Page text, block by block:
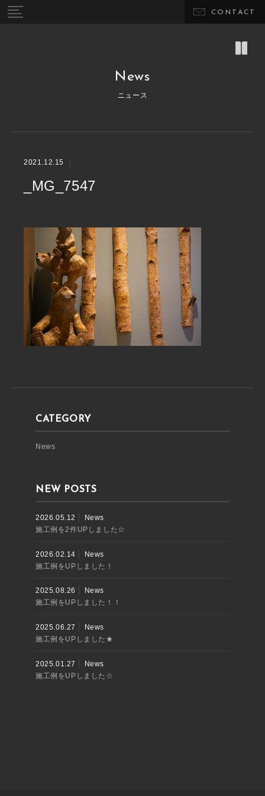
CONTACT
News
ニュース
CATEGORY
News
NEW POSTS
2026.05.12
News
施工例を2件UPしました☆
2026.02.14
News
施工例をUPしました！
2025.08.26
News
施工例をUPしました！！
2025.06.27
News
施工例をUPしました★
2025.01.27
News
施工例をUPしました☆
2021.12.15
_MG_7547